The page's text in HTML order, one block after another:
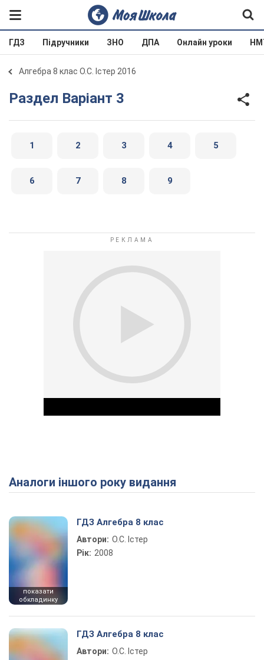
ГДЗ Підручники ЗНО ДПА Онлайн уроки
Алгебра 8 клас О.С. Істер 2016
Раздел Варіант 3
1 2 3 4 5
6 7 8 9
Play Video
Аналоги іншого року видання
показати
обкладинку
ГДЗ Алгебра 8 клас
Автори: О.С. Істер
Рік: 2008
ГДЗ Алгебра 8 клас
Автори: О.С. Істер